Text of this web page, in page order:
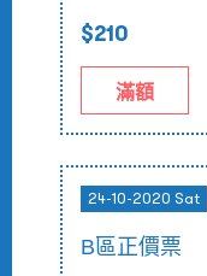
$210
滿額
24-10-2020 Sat
B區正價票